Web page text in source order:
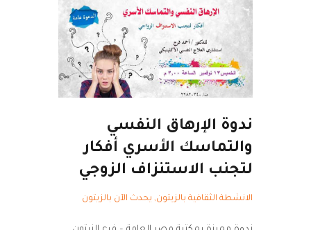
ندوة الإرهاق النفسي
والتماسك الأسري أفكار
لتجنب الاستنزاف الزوجي
الانشطة الثقافية بالزيتون, يحدث الآن بالزيتون